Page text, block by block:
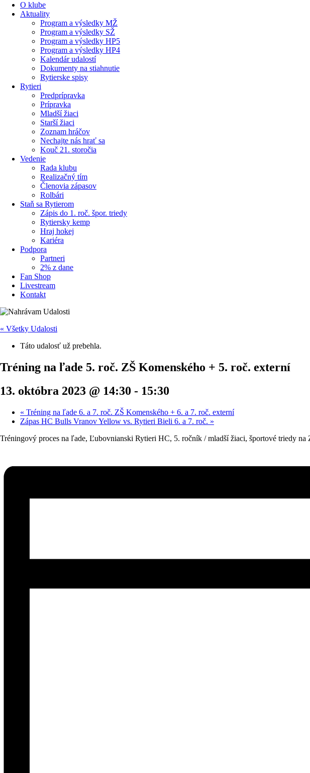
O klube
Aktuality
Program a výsledky MŽ
Program a výsledky SŽ
Program a výsledky HP5
Program a výsledky HP4
Kalendár udalostí
Dokumenty na stiahnutie
Rytierske spisy
Rytieri
Predprípravka
Prípravka
Mladší žiaci
Starší žiaci
Zoznam hráčov
Nechajte nás hrať sa
Kouč 21. storočia
Vedenie
Rada klubu
Realizačný tím
Členovia zápasov
Rolbári
Staň sa Rytierom
Zápis do 1. roč. špor. triedy
Rytiersky kemp
Hraj hokej
Kariéra
Podpora
Partneri
2% z dane
Fan Shop
Livestream
Kontakt
« Všetky Udalosti
Táto udalosť už prebehla.
Tréning na ľade 5. roč. ZŠ Komenského + 5. roč. externí
13. októbra 2023 @ 14:30 - 15:30
« Tréning na ľade 6. a 7. roč. ZŠ Komenského + 6. a 7. roč. externí
Zápas HC Bulls Vranov Yellow vs. Rytieri Bieli 6. a 7. roč. »
Tréningový proces na ľade, Ľubovnianski Rytieri HC, 5. ročník / mladší žiaci, športové triedy